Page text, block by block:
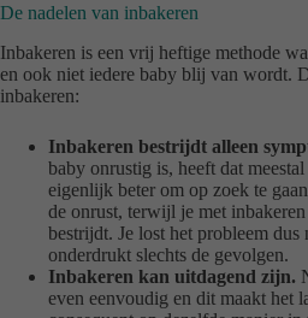
De nadelen van inbakeren
Inbakeren is een vrij heftige methode
en ook niet iedere baby blij van wordt.
inbakeren:
Inbakeren bestrijdt alleen
baby onrustig is, heeft dat
eigenlijk beter om op zoek te
de onrust, terwijl je met
bestrijdt. Je lost het probleem dus
onderdrukt slechts de gevolgen.
Inbakeren kan uitdagend zijn.
even eenvoudig en dit maakt het